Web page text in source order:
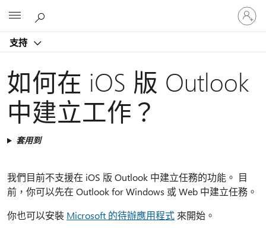
支持
登
入
您
戶
如何在 iOS 版 Outlook
中建立工作？
套用到
我們目前不支援在 iOS 版 Outlook 中建立任務的功能。 目
前，你可以先在 Outlook for Windows 或 Web 中建立任務。
你也可以安裝 Microsoft 的待辦應用程式 來開始。